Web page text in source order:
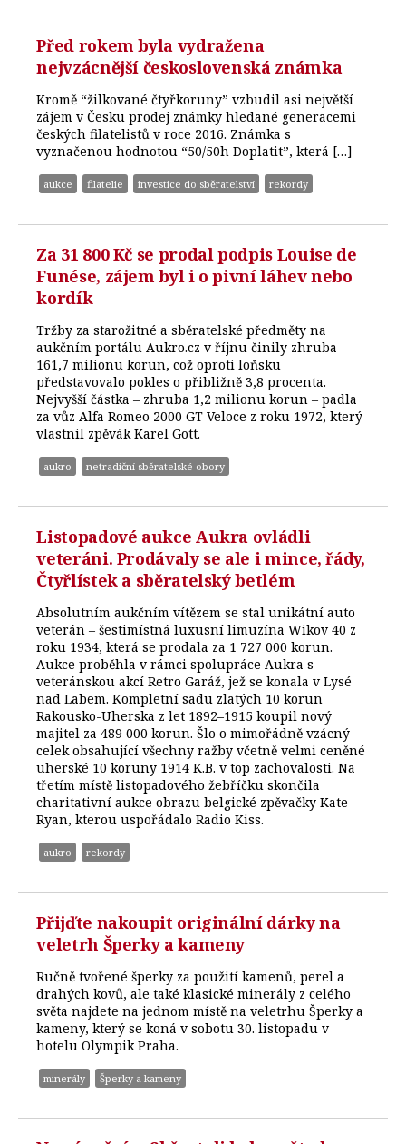
Před rokem byla vydražena
nejvzácnější československá známka
Kromě “žilkované čtyřkoruny” vzbudil asi největší
zájem v Česku prodej známky hledané generacemi
českých filatelistů v roce 2016. Známka s
vyznačenou hodnotou “50/50h Doplatit”, která […]
aukce filatelie investice do sběratelství rekordy
Za 31 800 Kč se prodal podpis Louise de
Funése, zájem byl i o pivní láhev nebo
kordík
Tržby za starožitné a sběratelské předměty na
aukčním portálu Aukro.cz v říjnu činily zhruba
161,7 milionu korun, což oproti loňsku
představovalo pokles o přibližně 3,8 procenta.
Nejvyšší částka – zhruba 1,2 milionu korun – padla
za vůz Alfa Romeo 2000 GT Veloce z roku 1972, který
vlastnil zpěvák Karel Gott.
aukro netradiční sběratelské obory
Listopadové aukce Aukra ovládli
veteráni. Prodávaly se ale i mince, řády,
Čtyřlístek a sběratelský betlém
Absolutním aukčním vítězem se stal unikátní auto
veterán – šestimístná luxusní limuzína Wikov 40 z
roku 1934, která se prodala za 1 727 000 korun.
Aukce proběhla v rámci spolupráce Aukra s
veteránskou akcí Retro Garáž, jež se konala v Lysé
nad Labem. Kompletní sadu zlatých 10 korun
Rakousko-Uherska z let 1892–1915 koupil nový
majitel za 489 000 korun. Šlo o mimořádně vzácný
celek obsahující všechny ražby včetně velmi ceněné
uherské 10 koruny 1914 K.B. v top zachovalosti. Na
třetím místě listopadového žebříčku skončila
charitativní aukce obrazu belgické zpěvačky Kate
Ryan, kterou uspořádalo Radio Kiss.
aukro rekordy
Přijďte nakoupit originální dárky na
veletrh Šperky a kameny
Ručně tvořené šperky za použití kamenů, perel a
drahých kovů, ale také klasické minerály z celého
světa najdete na jednom místě na veletrhu Šperky a
kameny, který se koná v sobotu 30. listopadu v
hotelu Olympik Praha.
minerály Šperky a kameny